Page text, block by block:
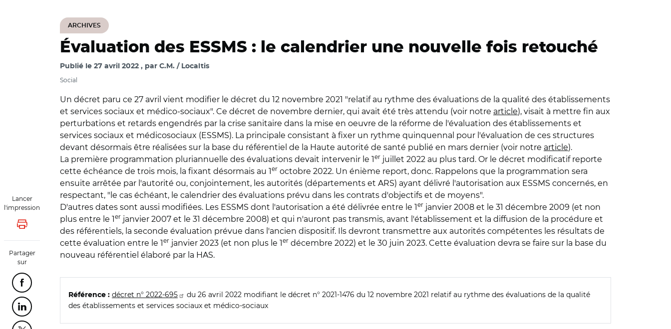
ARCHIVES
Lancer
l'impression
Lancer l'impression
Partager
sur
Partager cette page sur Facebook
Partager cette page sur Linkedin
Évaluation des ESSMS : le calendrier une nouvelle fois retouché
Publié le 27 avril 2022 par C.M. / Localtis
Social
Un décret paru ce 27 avril vient modifier le décret du 12 novembre 2021 "relatif au rythme des évaluations de la qualité des établissements
et services sociaux et médico-sociaux". Ce décret de novembre dernier, qui avait été très attendu (voir notre article), visait à mettre fin aux
perturbations et retards engendrés par la crise sanitaire dans la mise en oeuvre de la réforme de l'évaluation des établissements et
services sociaux et médicosociaux (ESSMS). La principale consistant à fixer un rythme quinquennal pour l'évaluation de ces structures
devant désormais être réalisées sur la base du référentiel de la Haute autorité de santé publié en mars dernier (voir notre article).
La première programmation pluriannuelle des évaluations devait intervenir le 1er juillet 2022 au plus tard. Or le décret modificatif reporte
cette échéance de trois mois, la fixant désormais au 1er octobre 2022. Un énième report, donc. Rappelons que la programmation sera
ensuite arrêtée par l'autorité ou, conjointement, les autorités (départements et ARS) ayant délivré l'autorisation aux ESSMS concernés, en
respectant, "le cas échéant, le calendrier des évaluations prévu dans les contrats d'objectifs et de moyens".
D'autres dates sont aussi modifiées. Les ESSMS dont l'autorisation a été délivrée entre le 1er janvier 2008 et le 31 décembre 2009 (et non
plus entre le 1er janvier 2007 et le 31 décembre 2008) et qui n'auront pas transmis, avant l'établissement et la diffusion de la procédure et
des référentiels, la seconde évaluation prévue dans l'ancien dispositif. Ils devront transmettre aux autorités compétentes les résultats de
cette évaluation entre le 1er janvier 2023 (et non plus le 1er décembre 2022) et le 30 juin 2023. Cette évaluation devra se faire sur la base du
nouveau référentiel élaboré par la HAS.
Référence : décret n° 2022-695
du 26 avril 2022 modifiant le décret n° 2021-1476 du 12 novembre 2021 relatif au rythme des évaluations de la qualité
des établissements et services sociaux et médico-sociaux